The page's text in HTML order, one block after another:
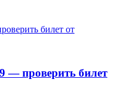
— проверить билет